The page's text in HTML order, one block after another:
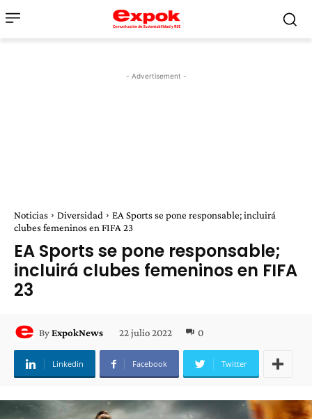
- Advertisement -
Noticias Diversidad
EA Sports se pone responsable; incluirá
clubes femeninos en FIFA 23
EA Sports se pone responsable;
incluirá clubes femeninos en FIFA
23
ByExpokNews 22 julio 2022 0
Linkedin Facebook Twitter